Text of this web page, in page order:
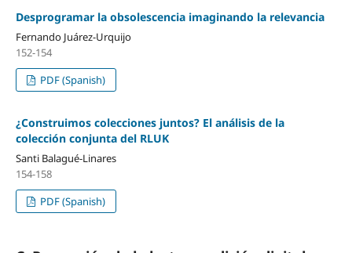
Desprogramar la obsolescencia imaginando la relevancia
Fernando Juárez-Urquijo
152-154
PDF (Spanish)
¿Construimos colecciones juntos? El análisis de la
colección conjunta del RLUK
Santi Balagué-Linares
154-158
PDF (Spanish)